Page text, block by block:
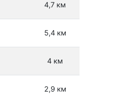
4,7 км
5,4 км
4 км
2,9 км